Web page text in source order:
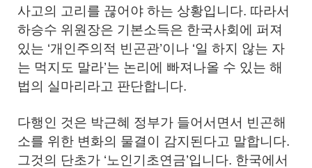
사고의 고리를 끊어야 하는 상황입니다. 따라서
하승수 위원장은 기본소득은 한국사회에 퍼져
있는 ‘개인주의적 빈곤관’이나 ‘일 하지 않는 자
는 먹지도 말라’는 논리에 빠져나올 수 있는 해
법의 실마리라고 판단합니다.
다행인 것은 박근혜 정부가 들어서면서 빈곤해
소를 위한 변화의 물결이 감지된다고 말합니다.
그것의 단초가 ‘노인기초연금’입니다. 한국에서